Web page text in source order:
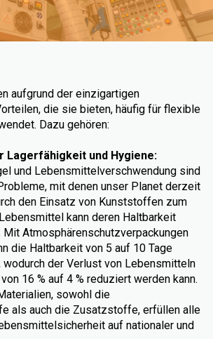
aufgrund der einzigartigen
die sie bieten, häufig für flexible
Dazu gehören:
Lagerfähigkeit und Hygiene:
und Lebensmittelverschwendung sind
mit denen unser Planet derzeit
den Einsatz von Kunststoffen zum
kann deren Haltbarkeit
Mit Atmosphärenschutzverpackungen
die Haltbarkeit von 5 auf 10 Tage
wodurch der Verlust von Lebensmitteln
16 % auf 4 % reduziert werden kann.
sowohl die
als auch die Zusatzstoffe, erfüllen alle
auf nationaler und